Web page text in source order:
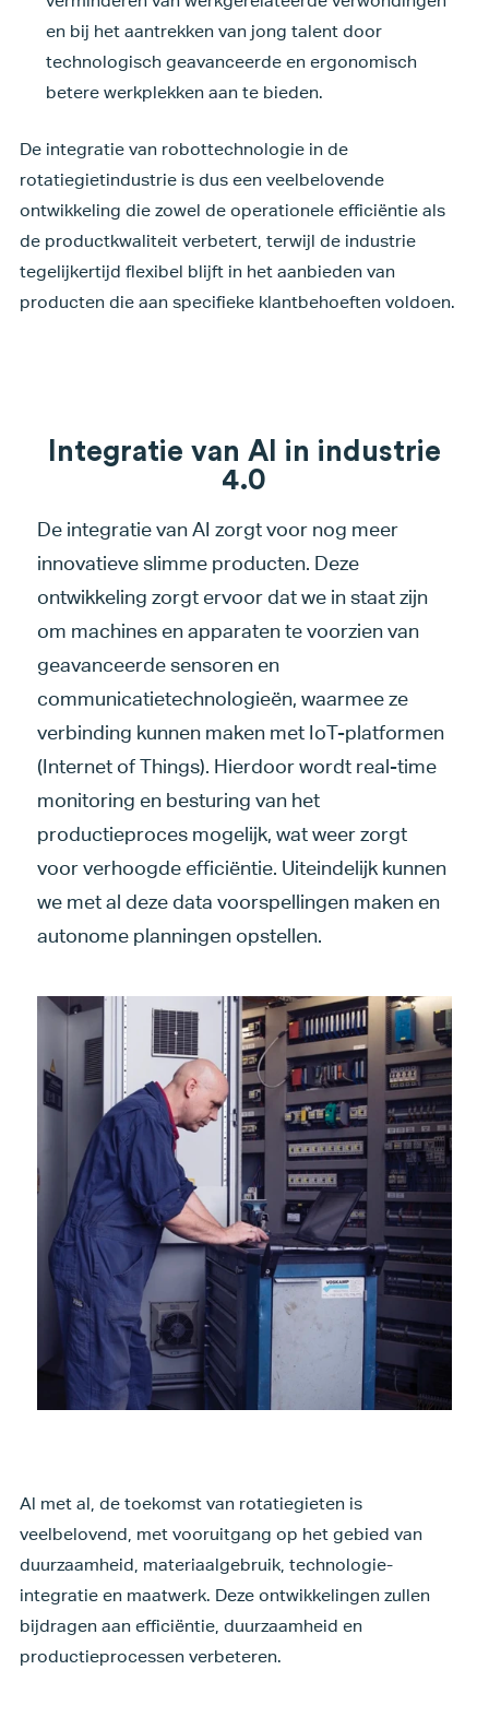
en bij het aantrekken van jong talent door
technologisch geavanceerde en ergonomisch
betere werkplekken aan te bieden.
De integratie van robottechnologie in de
rotatiegietindustrie is dus een veelbelovende
ontwikkeling die zowel de operationele efficiëntie als
de productkwaliteit verbetert, terwijl de industrie
tegelijkertijd flexibel blijft in het aanbieden van
producten die aan specifieke klantbehoeften voldoen.
Integratie van AI in industrie
4.0
De integratie van AI zorgt voor nog meer
innovatieve slimme producten. Deze
ontwikkeling zorgt ervoor dat we in staat zijn
om machines en apparaten te voorzien van
geavanceerde sensoren en
communicatietechnologieën, waarmee ze
verbinding kunnen maken met IoT-platformen
(Internet of Things). Hierdoor wordt real-time
monitoring en besturing van het
productieproces mogelijk, wat weer zorgt
voor verhoogde efficiëntie. Uiteindelijk kunnen
we met al deze data voorspellingen maken en
autonome planningen opstellen.
Al met al, de toekomst van rotatiegieten is
veelbelovend, met vooruitgang op het gebied van
duurzaamheid, materiaalgebruik, technologie-
integratie en maatwerk. Deze ontwikkelingen zullen
bijdragen aan efficiëntie, duurzaamheid en
productieprocessen verbeteren.